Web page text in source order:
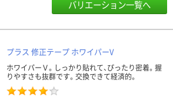
バリエーション一覧へ
プラス 修正テープ ホワイパーV
ホワイパーＶ。しっかり貼れて、ぴったり密着。握
りやすさも抜群です。交換できて経済的。